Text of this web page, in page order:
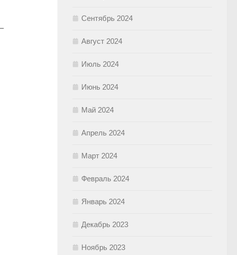
Сентябрь 2024
Август 2024
Июль 2024
Июнь 2024
Май 2024
Апрель 2024
Март 2024
Февраль 2024
Январь 2024
Декабрь 2023
Ноябрь 2023